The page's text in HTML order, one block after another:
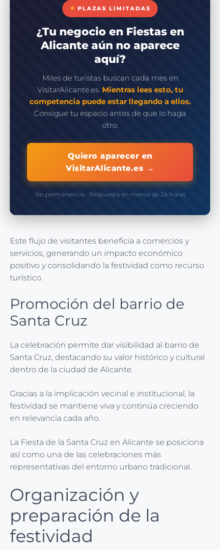
PLAZAS LIMITADAS
¿Tu negocio en Fiestas en
Alicante aún no aparece
aquí?
Miles de turistas buscan cada mes en
VisitarAlicante.es. Mientras lees esto, tu
competencia puede estar llegando a ellos.
Consigue tu espacio antes de que lo haga
otro.
Quiero aparecer en
VisitarAlicante.es →
Sin permanencia · Respuesta en menos de 24 horas
Este flujo de visitantes beneficia a comercios y
servicios, generando un impacto económico
positivo y consolidando la festividad como recurso
turístico.
Promoción del barrio de
Santa Cruz
La celebración permite dar visibilidad al barrio de
Santa Cruz, destacando su valor histórico y cultural
dentro de la ciudad de Alicante.
Gracias a la implicación vecinal e institucional, la
festividad se mantiene viva y continúa creciendo
en relevancia cada año.
La Fiesta de la Santa Cruz en Alicante se posiciona
así como una de las celebraciones más
representativas del entorno urbano tradicional.
Organización y
preparación de la
festividad